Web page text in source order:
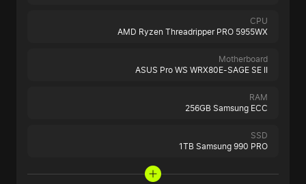
CPU
AMD Ryzen Threadripper PRO 5955WX
Motherboard
ASUS Pro WS WRX80E-SAGE SE II
RAM
256GB Samsung ECC
SSD
1TB Samsung 990 PRO